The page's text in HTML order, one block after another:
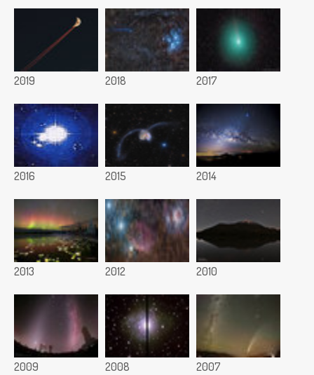
2019 2018 2017
2016 2015 2014
2013 2012 2010
2009 2008 2007